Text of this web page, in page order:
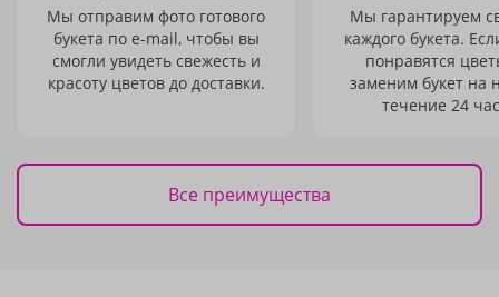
Мы отправим фото готового
букета по e-mail, чтобы вы
смогли увидеть свежесть и
красоту цветов до доставки.
Мы гарантируем
каждого букета.
понравятся
заменим букет на
течение 24
Все преимущества